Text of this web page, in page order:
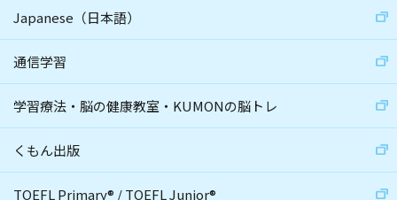
Japanese（日本語）
通信学習
学習療法・脳の健康教室・KUMONの脳トレ
くもん出版
TOEFL Primary® /TOEFL Junior®